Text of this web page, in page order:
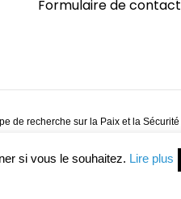
Formulaire de contact
de recherche sur la Paix et la Sécurité
si vous le souhaitez. Lire plus